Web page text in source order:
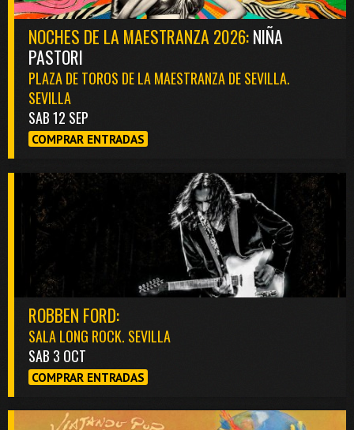
NOCHES DE LA MAESTRANZA 2026:NIÑA
PASTORI
PLAZA DE TOROS DE LA MAESTRANZA DE SEVILLA.
SEVILLA
SAB 12 SEP
COMPRAR ENTRADAS
ROBBEN FORD:
SALA LONG ROCK. SEVILLA
SAB 3 OCT
COMPRAR ENTRADAS